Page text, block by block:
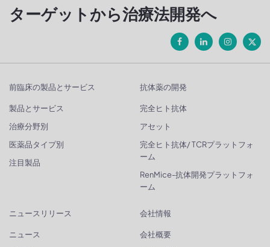
ターゲットから治療法開発へ
前臨床の製品とサービス
製品とサービス
治療分野別
医薬品タイプ別
注目製品
抗体薬の開発
完全ヒト抗体
アセット
完全ヒト抗体/ TCRプラットフォ
ーム
RenMice-抗体開発プラットフォ
ーム
ニュースリリース
ニュース
会社情報
会社概要